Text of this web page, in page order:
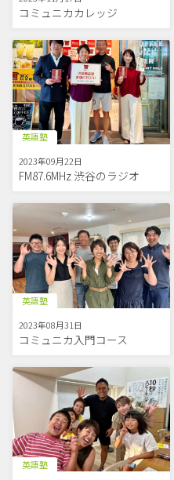
コミュニカカレッジ
英語塾
2023年09月22日
FM87.6MHz 渋谷のラジオ
英語塾
2023年08月31日
コミュニカ入門コース
英語塾